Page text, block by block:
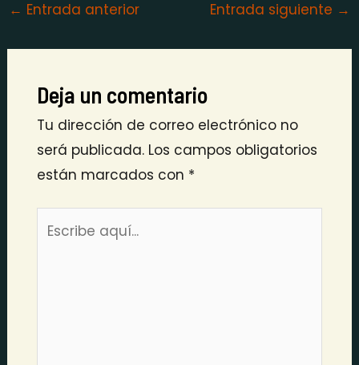
← Entrada anterior Entrada siguiente →
Deja un comentario
Tu dirección de correo electrónico no
será publicada. Los campos obligatorios
están marcados con *